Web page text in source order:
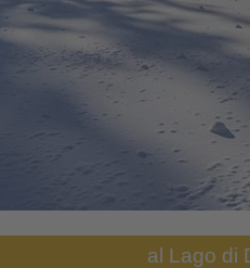
al Lago di